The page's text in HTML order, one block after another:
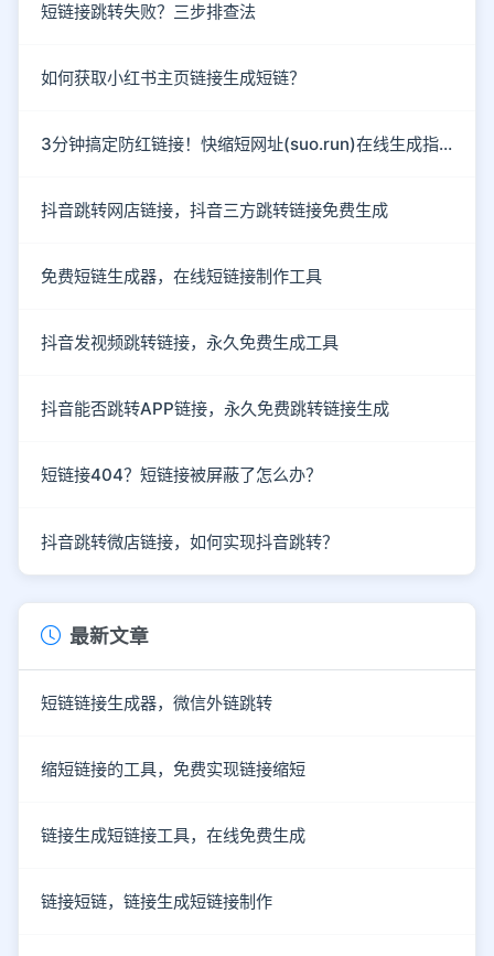
短链接跳转失败？三步排查法
如何获取小红书主页链接生成短链？
3分钟搞定防红链接！快缩短网址(suo.run)在线生成指南
抖音跳转网店链接，抖音三方跳转链接免费生成
免费短链生成器，在线短链接制作工具
抖音发视频跳转链接，永久免费生成工具
抖音能否跳转APP链接，永久免费跳转链接生成
短链接404？短链接被屏蔽了怎么办？
抖音跳转微店链接，如何实现抖音跳转？
最新文章
短链链接生成器，微信外链跳转
缩短链接的工具，免费实现链接缩短
链接生成短链接工具，在线免费生成
链接短链，链接生成短链接制作